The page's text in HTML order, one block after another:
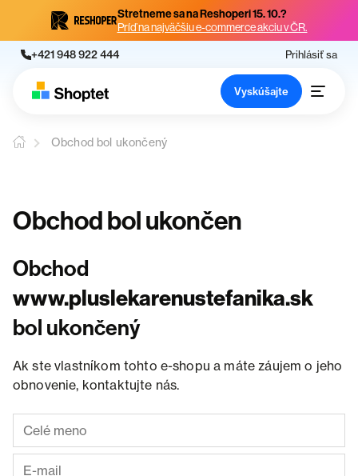
Stretneme sa na Reshoperi 15. 10.?
Príď na najväčšiu e-commerce akciu v ČR.
+421 948 922 444 Prihlásiť sa
Vyskúšajte
Obchod bol ukončený
Obchod bol ukončen
Obchod
www.pluslekarenustefanika.sk
bol ukončený
Ak ste vlastníkom tohto e-shopu a máte záujem o jeho
obnovenie, kontaktujte nás.